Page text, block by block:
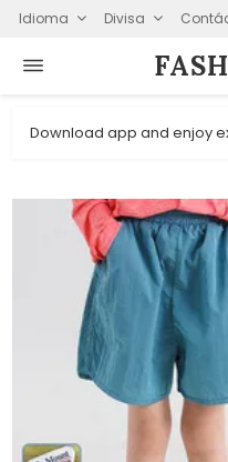
Idioma Divisa
Download app and enjoy